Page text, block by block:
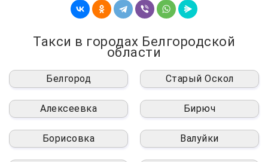
Такси в городах Белгородской
области
Белгород Старый Оскол
Алексеевка Бирюч
Борисовка Валуйки